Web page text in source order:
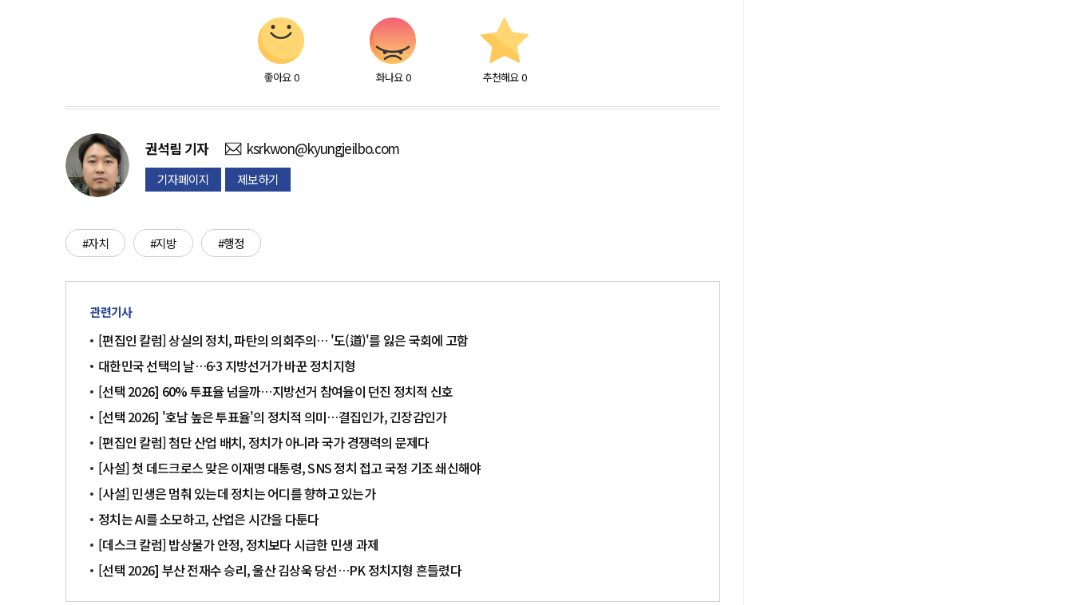
좋아요 0 화나요 0 추천해요 0
권석림 기자 ksrkwon@kyungjeilbo.com
기자페이지 제보하기
#자치 #지방 #행정
관련기사
[편집인 칼럼] 상실의 정치, 파탄의 의회주의… '도(道)'를 잃은 국회에 고함
대한민국 선택의 날…6·3 지방선거가 바꾼 정치지형
[선택 2026] 60% 투표율 넘을까…지방선거 참여율이 던진 정치적 신호
[선택 2026] '호남 높은 투표율'의 정치적 의미…결집인가, 긴장감인가
[편집인 칼럼] 첨단 산업 배치, 정치가 아니라 국가 경쟁력의 문제다
[사설] 첫 데드크로스 맞은 이재명 대통령, SNS 정치 접고 국정 기조 쇄신해야
[사설] 민생은 멈춰 있는데 정치는 어디를 향하고 있는가
정치는 AI를 소모하고, 산업은 시간을 다툰다
[데스크 칼럼] 밥상물가 안정, 정치보다 시급한 민생 과제
[선택 2026] 부산 전재수 승리, 울산 김상욱 당선…PK 정치지형 흔들렸다